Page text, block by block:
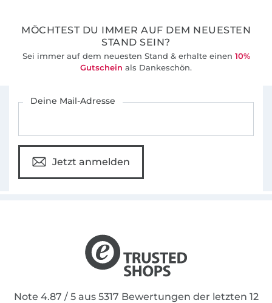
MÖCHTEST DU IMMER AUF DEM NEUESTEN
STAND SEIN?
Sei immer auf dem neuesten Stand & erhalte einen 10%
Gutschein als Dankeschön.
Deine Mail-Adresse
Jetzt anmelden
Note 4.87 / 5 aus 5317 Bewertungen der letzten 12